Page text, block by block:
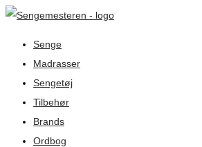
Senge
Madrasser
Sengetøj
Tilbehør
Brands
Ordbog